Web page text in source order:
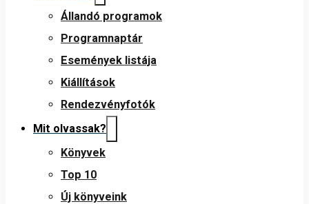
Állandó programok
Programnaptár
Események listája
Kiállítások
Rendezvényfotók
Mit olvassak?
Könyvek
Top 10
Új könyveink